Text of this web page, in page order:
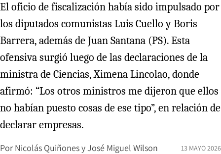
El oficio de fiscalización había sido impulsado por
los diputados comunistas Luis Cuello y Boris
Barrera, además de Juan Santana (PS). Esta
ofensiva surgió luego de las declaraciones de la
ministra de Ciencias, Ximena Lincolao, donde
afirmó: “Los otros ministros me dijeron que ellos
no habían puesto cosas de ese tipo”, en relación de
declarar empresas.
Por Nicolás QuiñonesyJosé Miguel Wilson 13 MAYO 2026